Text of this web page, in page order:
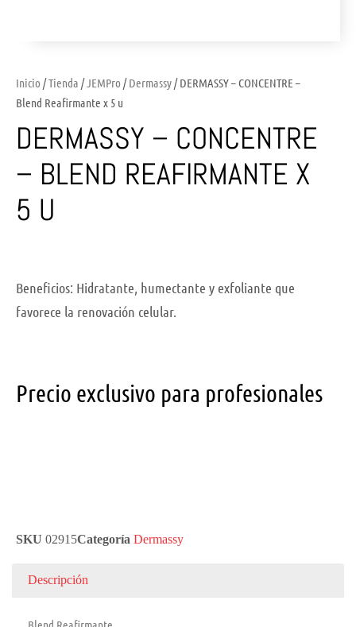
Inicio /Tienda /JEMPro /Dermassy/ DERMASSY – CONCENTRE –
Blend Reafirmante x 5 u
DERMASSY – CONCENTRE
– BLEND REAFIRMANTE X
5 U
Beneficios: Hidratante, humectante y exfoliante que
favorece la renovación celular.
Precio exclusivo para profesionales
SKU 02915Categoría Dermassy
Descripción